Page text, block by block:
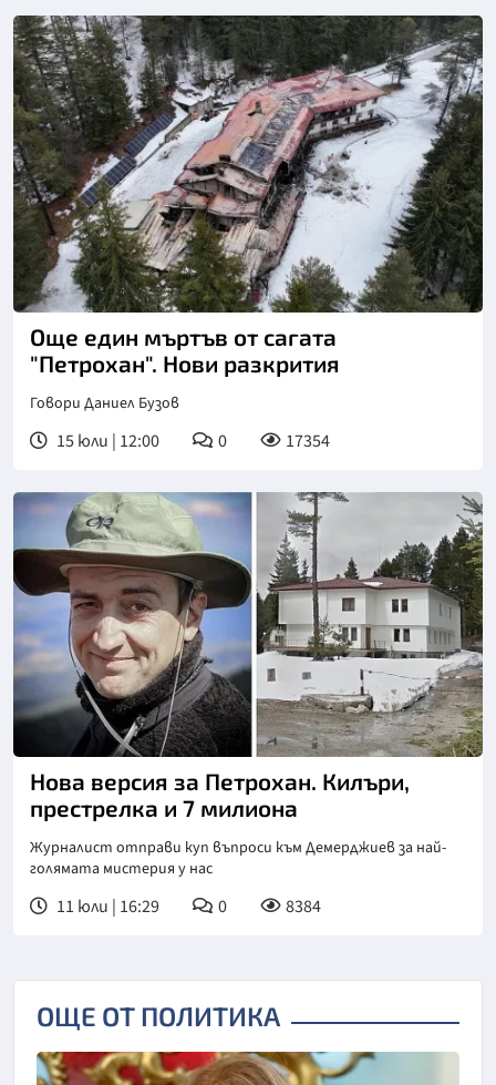
Снимка: БТА
Още един мъртъв от сагата
"Петрохан". Нови разкрития
Говори Даниел Бузов
15 юли | 12:00 0 17354
Нова версия за Петрохан. Килъри,
престрелка и 7 милиона
Журналист отправи куп въпроси към Демерджиев за най-
голямата мистерия у нас
11 юли | 16:29 0 8384
ОЩЕ ОТ ПОЛИТИКА